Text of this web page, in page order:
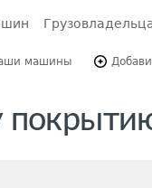
машины